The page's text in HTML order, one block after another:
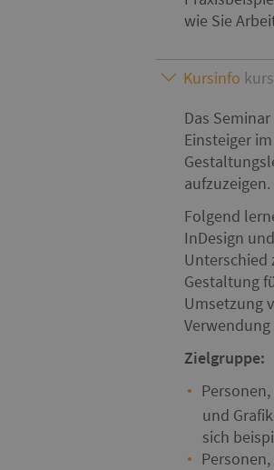
wie Sie
Kursinfo
Das
Einsteiger
aufzuzeigen.
Folgend
InDesign
Unterschied
Gestaltung
Umsetzung
Zielgruppe:
und
sich